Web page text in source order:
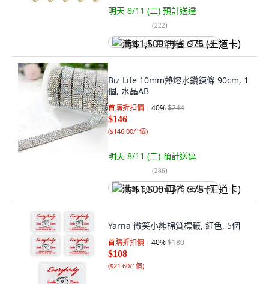
明天 8/11 (二) 預計送達
(222)
满 $1,500 再省 $75 (王道卡)
Biz Life 10mm熱熔水鑽鍊條 90cm, 1
個, 水晶AB
首購折扣價 40%$244
$146
($146.00/1個)
明天 8/11 (二) 預計送達
(286)
满 $1,500 再省 $75 (王道卡)
Yarna 微笑小熊棉質標籤, 紅色, 5個
首購折扣價 40%$180
$108
($21.60/1個)